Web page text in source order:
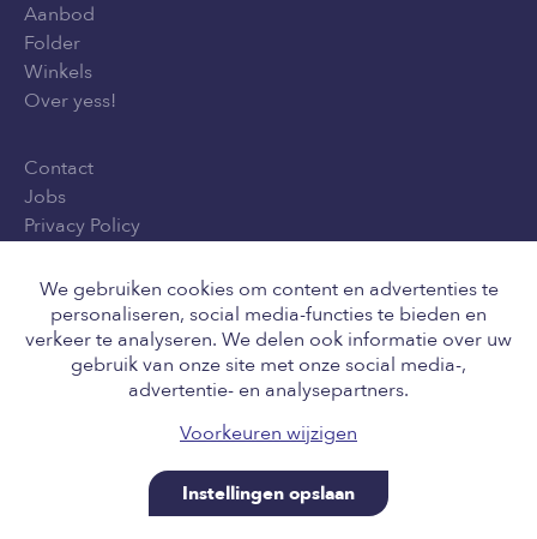
We gebruiken cookies om content en advertenties te
personaliseren, social media-functies te bieden en
verkeer te analyseren. We delen ook informatie over uw
gebruik van onze site met onze social media-,
advertentie- en analysepartners.
Voorkeuren wijzigen
Instellingen opslaan
Aanbod
Folder
Winkels
Over yess!
Contact
Jobs
Privacy Policy
Volg ons online
Retail Team nv, Engelstraat 8, 8211 Aartrijke BE